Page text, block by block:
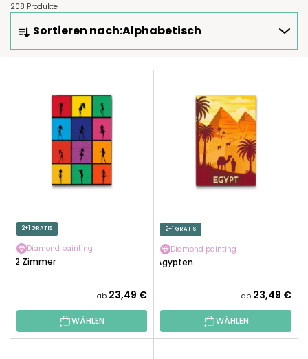
208 Produkte
O
R
U
N
Sortieren nach:Alphabetisch
R
O
D
T
2+1 GRATIS
Diamond painting
12 Zimmer
ab 23,49 €
WÄHLEN
2+1 GRATIS
Diamond painting
Ägypten
ab 23,49 €
WÄHLEN